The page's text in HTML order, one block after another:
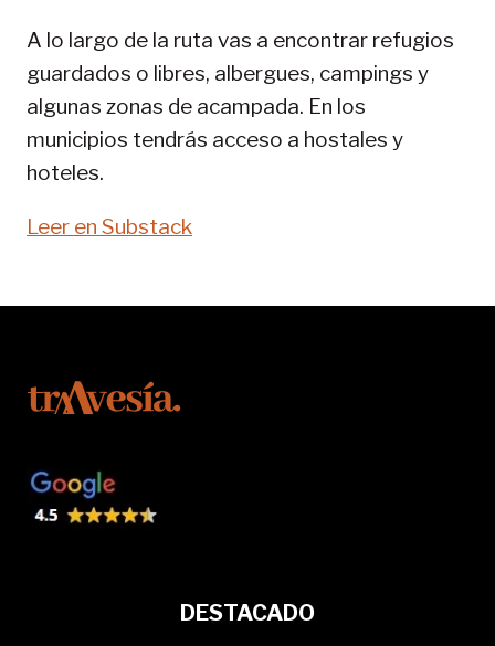
A lo largo de la ruta vas a encontrar refugios
guardados o libres, albergues, campings y
algunas zonas de acampada. En los
municipios tendrás acceso a hostales y
hoteles.
Leer en Substack
DESTACADO